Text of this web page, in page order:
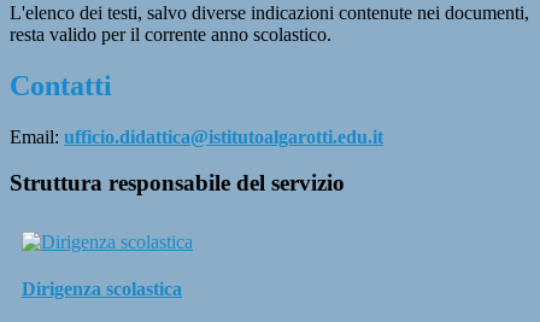
L'elenco dei testi, salvo diverse indicazioni contenute nei documenti,
resta valido per il corrente anno scolastico.
Contatti
Email: ufficio.didattica@istitutoalgarotti.edu.it
Struttura responsabile del servizio
Dirigenza scolastica